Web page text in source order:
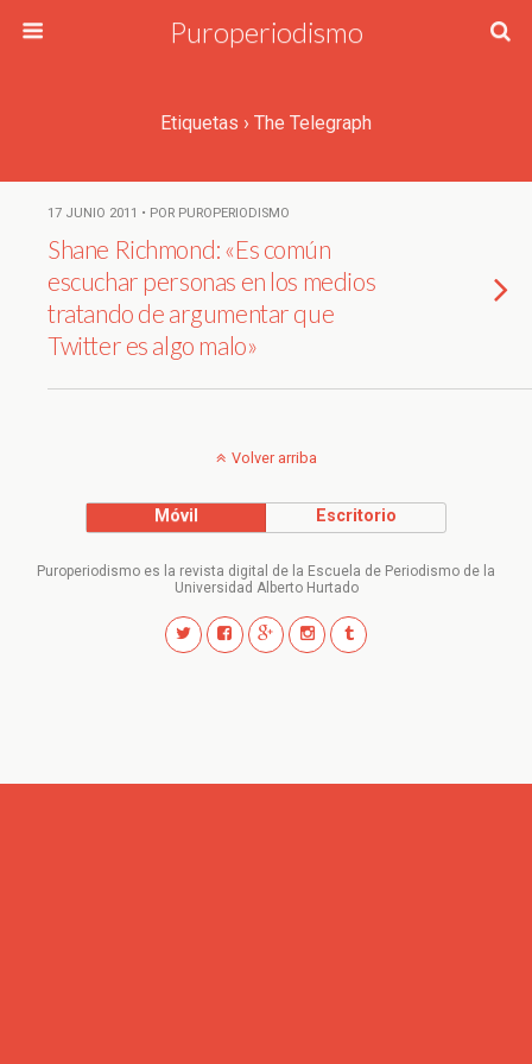
Puroperiodismo
Etiquetas › The Telegraph
17 JUNIO 2011 • POR PUROPERIODISMO
Shane Richmond: «Es común
escuchar personas en los medios
tratando de argumentar que
Twitter es algo malo»
Volver arriba
Móvil Escritorio
Puroperiodismo es la revista digital de la Escuela de Periodismo de la
Universidad Alberto Hurtado